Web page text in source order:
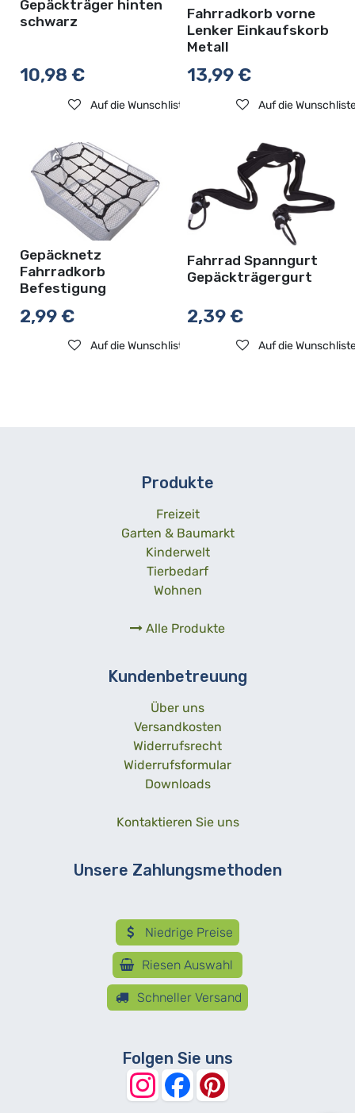
Gepäckträger hinten
schwarz
10,98 €
Auf die Wunschliste
Fahrradkorb vorne
Lenker Einkaufskorb
Metall
13,99€
Auf die
Gepäcknetz
Fahrradkorb
Befestigung
2,99€
Auf die Wunschliste
Fahrrad Spanngurt
Gepäckträgergurt
2,39€
Auf die
Produkte
Freizeit
Garten & Baumarkt
Kinderwelt
Tierbedarf
Wohnen
Alle Produkte
Kundenbetreuung
Über uns
Versandkosten
Widerrufsrecht
Widerrufsformular
Downloads
Kontaktieren Sie uns
Unsere Zahlungsmethoden
Niedrige Preise
Riesen Auswahl
Schneller Versand
Folgen Sie uns